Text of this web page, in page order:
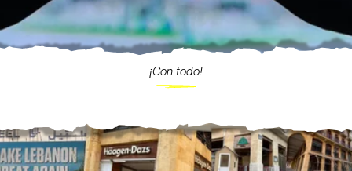
¡Con todo!